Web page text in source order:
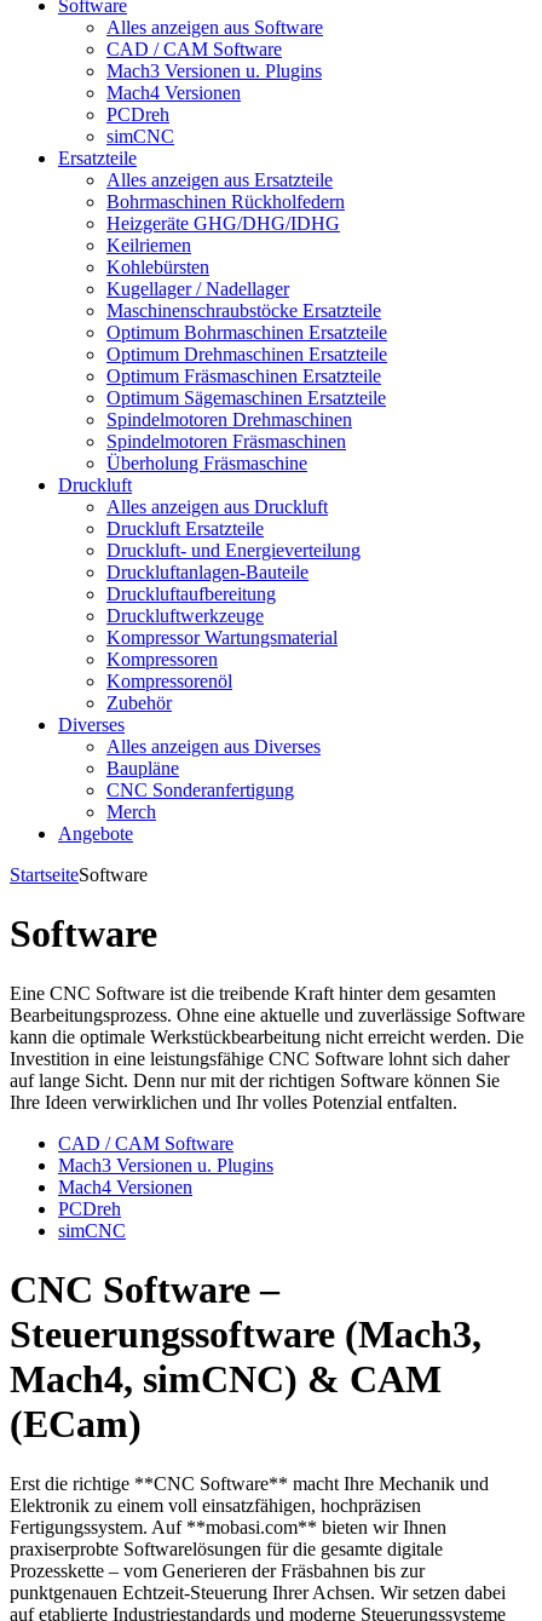
Software
Alles anzeigen aus Software
CAD / CAM Software
Mach3 Versionen u. Plugins
Mach4 Versionen
PCDreh
simCNC
Ersatzteile
Alles anzeigen aus Ersatzteile
Bohrmaschinen Rückholfedern
Heizgeräte GHG/DHG/IDHG
Keilriemen
Kohlebürsten
Kugellager / Nadellager
Maschinenschraubstöcke Ersatzteile
Optimum Bohrmaschinen Ersatzteile
Optimum Drehmaschinen Ersatzteile
Optimum Fräsmaschinen Ersatzteile
Optimum Sägemaschinen Ersatzteile
Spindelmotoren Drehmaschinen
Spindelmotoren Fräsmaschinen
Überholung Fräsmaschine
Druckluft
Alles anzeigen aus Druckluft
Druckluft Ersatzteile
Druckluft- und Energieverteilung
Druckluftanlagen-Bauteile
Druckluftaufbereitung
Druckluftwerkzeuge
Kompressor Wartungsmaterial
Kompressoren
Kompressorenöl
Zubehör
Diverses
Alles anzeigen aus Diverses
Baupläne
CNC Sonderanfertigung
Merch
Angebote
StartseiteSoftware
Software
Eine CNC Software ist die treibende Kraft hinter dem gesamten
Bearbeitungsprozess. Ohne eine aktuelle und zuverlässige Software
kann die optimale Werkstückbearbeitung nicht erreicht werden. Die
Investition in eine leistungsfähige CNC Software lohnt sich daher
auf lange Sicht. Denn nur mit der richtigen Software können Sie
Ihre Ideen verwirklichen und Ihr volles Potenzial entfalten.
CAD / CAM Software
Mach3 Versionen u. Plugins
Mach4 Versionen
PCDreh
simCNC
CNC Software –
Steuerungssoftware (Mach3,
Mach4, simCNC) & CAM
(ECam)
Erst die richtige **CNC Software** macht Ihre Mechanik und
Elektronik zu einem voll einsatzfähigen, hochpräzisen
Fertigungssystem. Auf **mobasi.com** bieten wir Ihnen
praxiserprobte Softwarelösungen für die gesamte digitale
Prozesskette – vom Generieren der Fräsbahnen bis zur
punktgenauen Echtzeit-Steuerung Ihrer Achsen. Wir setzen dabei
auf etablierte Industriestandards und moderne Steuerungssysteme